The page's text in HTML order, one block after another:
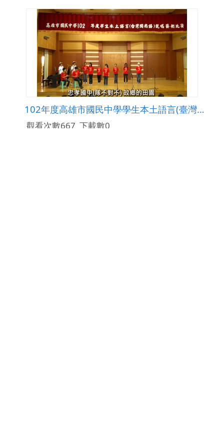
102年度高雄市國民中學學生本土語言(臺灣閩南語)說唱藝術比賽─唱謠比賽(現代類) 第三名-忠孝國中
觀看次數667 下載數0